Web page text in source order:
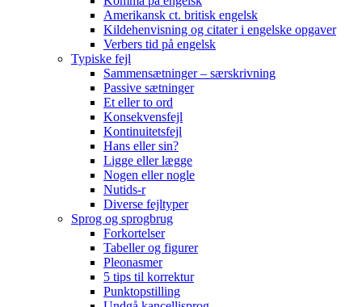
Amerikansk ct. britisk engelsk
Kildehenvisning og citater i engelske opgaver
Verbers tid på engelsk
Typiske fejl
Sammensætninger – særskrivning
Passive sætninger
Et eller to ord
Konsekvensfejl
Kontinuitetsfejl
Hans eller sin?
Ligge eller lægge
Nogen eller nogle
Nutids-r
Diverse fejltyper
Sprog og sprogbrug
Forkortelser
Tabeller og figurer
Pleonasmer
5 tips til korrektur
Punktopstilling